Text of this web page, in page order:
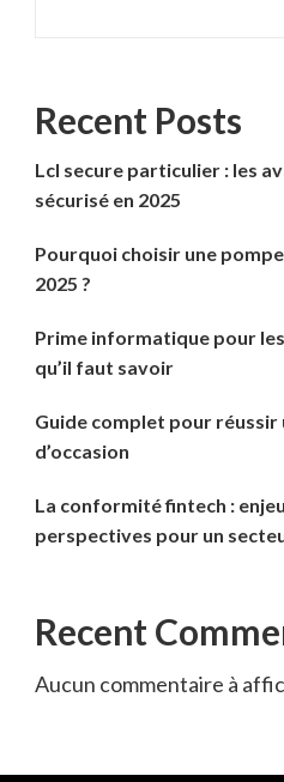
Recent Posts
Lcl secure particulier : les
sécurisé en 2025
Pourquoi choisir une
2025 ?
Prime informatique pour
qu’il faut savoir
Guide complet pour réussir
d’occasion
La conformité fintech :
perspectives pour un
Recent
Aucun commentaire à